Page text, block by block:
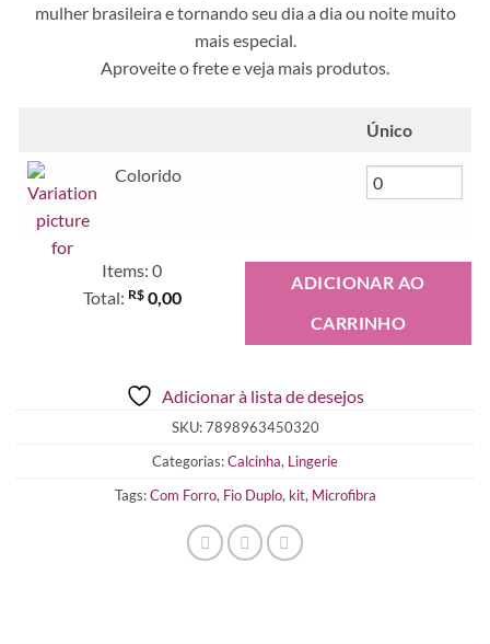
mulher brasileira e tornando seu dia a dia ou noite muito
mais especial.
Aproveite o frete e veja mais produtos.
Único
Colorido
Items: 0
Total: R$0,00
ADICIONAR AO
CARRINHO
Adicionar à lista de desejos
SKU:7898963450320
Categorias:Calcinha, Lingerie
Tags:Com Forro, Fio Duplo, kit, Microfibra